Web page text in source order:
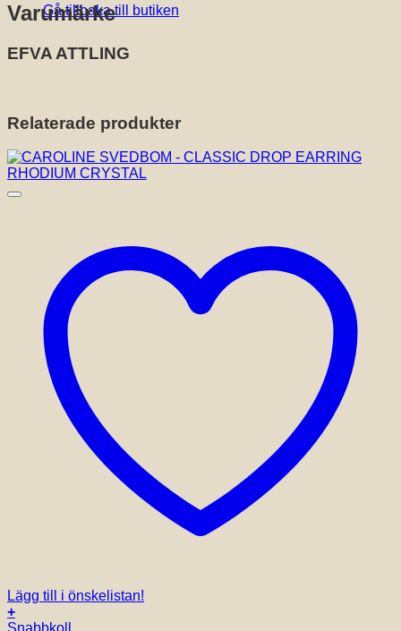
Gå tillbaka till butiken
Varumärke
EFVA ATTLING
Relaterade produkter
Lägg till i önskelistan!
+